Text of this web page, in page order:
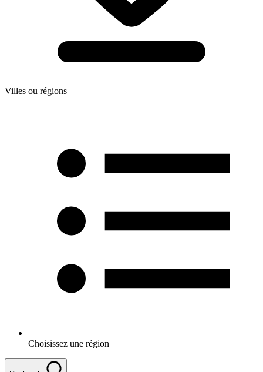
Villes ou régions
Choisissez une région